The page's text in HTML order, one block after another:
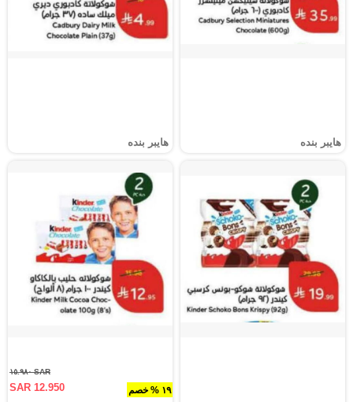
هايبر بنده هايبر بنده
١٩ % خصم
SAR ١٥.٩٨٠
SAR 12.950